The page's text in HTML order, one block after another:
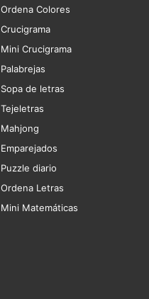
Ordena Colores
Crucigrama
Mini Crucigrama
Palabrejas
Sopa de letras
Tejeletras
Mahjong
Emparejados
Puzzle diario
Ordena Letras
Mini Matemáticas